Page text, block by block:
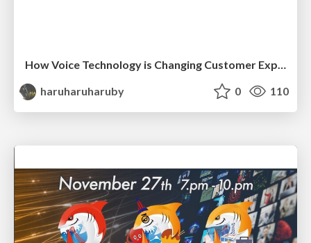
How Voice Technology is Changing Customer Experience from Brain Perspectives
haruharuharuby
0 110